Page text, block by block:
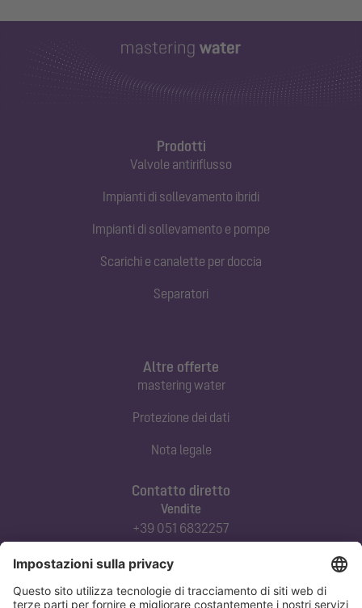
Prodotti
Valvole antiriflusso
Impianti di sollevamento ibridi
Impianti di sollevamento e pompe
Scarichi e canalette per doccia
Separatori
Contatto diretto
Vendite
+39 051 6832257
+39 342-8970379
Altre offerte
mastering water
Protezione dei dati
Nota legale